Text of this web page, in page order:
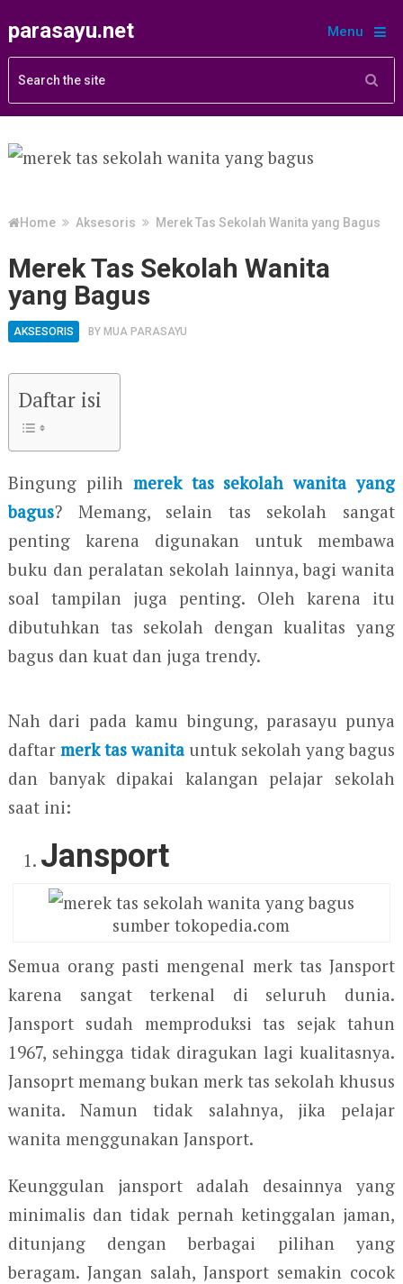
parasayu.net Menu
Home Aksesoris Merek Tas Sekolah Wanita yang Bagus
Merek Tas Sekolah Wanita
yang Bagus
AKSESORIS BY MUA PARASAYU
Daftar isi
Bingung pilih merek tas sekolah wanita yang
bagus? Memang, selain tas sekolah sangat
penting karena digunakan untuk membawa
buku dan peralatan sekolah lainnya, bagi wanita
soal tampilan juga penting. Oleh karena itu
dibutuhkan tas sekolah dengan kualitas yang
bagus dan kuat dan juga trendy.
Nah dari pada kamu bingung, parasayu punya
daftar merk tas wanita untuk sekolah yang bagus
dan banyak dipakai kalangan pelajar sekolah
saat ini:
Jansport
sumber tokopedia.com
Semua orang pasti mengenal merk tas Jansport
karena sangat terkenal di seluruh dunia.
Jansport sudah memproduksi tas sejak tahun
1967, sehingga tidak diragukan lagi kualitasnya.
Jansoprt memang bukan merk tas sekolah khusus
wanita. Namun tidak salahnya, jika pelajar
wanita menggunakan Jansport.
Keunggulan jansport adalah desainnya yang
minimalis dan tidak pernah ketinggalan jaman,
ditunjang dengan berbagai pilihan yang
beragam. Jangan salah, Jansport semakin cocok